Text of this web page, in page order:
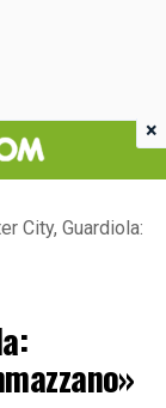
City, Guardiola:
×